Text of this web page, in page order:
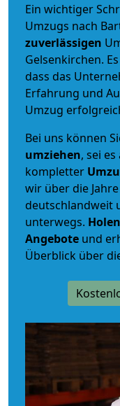
Ein wichtiger
Umzugs nach
zuverlässigen
Gelsenkirchen.
dass das
Erfahrung und
Umzug
Bei uns können
umziehen, sei es
kompletter
wir über die
deutschlandweit
unterwegs.
Angebote und
Überblick über